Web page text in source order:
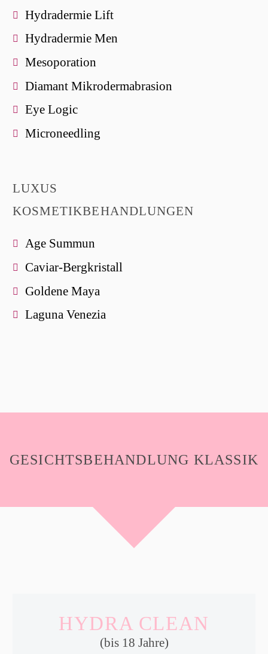
Hydradermie Lift
Hydradermie Men
Mesoporation
Diamant Mikrodermabrasion
Eye Logic
Microneedling
LUXUS
KOSMETIKBEHANDLUNGEN
Age Summun
Caviar-Bergkristall
Goldene Maya
Laguna Venezia
GESICHTSBEHANDLUNG KLASSIK
HYDRA CLEAN
(bis 18 Jahre)